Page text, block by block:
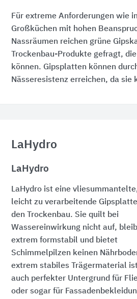
Für extreme Anforderungen wie
Großküchen mit hohen
Nassräumen reichen grüne
Trockenbau-Produkte gefragt,
können. Gipsplatten können
Nässeresistenz erreichen, da sie
LaHydro
LaHydro
LaHydro ist eine
leicht zu verarbeitende
den Trockenbau. Sie quilt bei
Wassereinwirkung nicht auf,
extrem formstabil und bietet
Schimmelpilzen keinen
extrem stabiles Trägermaterial
auch perfekter Untergrund für
oder sogar für